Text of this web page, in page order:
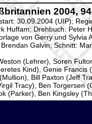
2004,
30.09.2004 (UIP);
Huffam; Drehbuch: Peter
von Gerry und Sylvia
Galvin; Schnitt:
(Lehrer), Soren
Kind), Genie Francis
Bill Paxton (Jeff
Tracy), Ben Torgersen
(Parker), Ben Kingsley